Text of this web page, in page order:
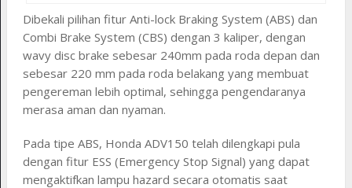
Dibekali pilihan fitur Anti-lock Braking System (ABS) dan
Combi Brake System (CBS) dengan 3 kaliper, dengan
wavy disc brake sebesar 240mm pada roda depan dan
sebesar 220 mm pada roda belakang yang membuat
pengereman lebih optimal, sehingga pengendaranya
merasa aman dan nyaman.
Pada tipe ABS, Honda ADV150 telah dilengkapi pula
dengan fitur ESS (Emergency Stop Signal) yang dapat
mengaktifkan lampu hazard secara otomatis saat